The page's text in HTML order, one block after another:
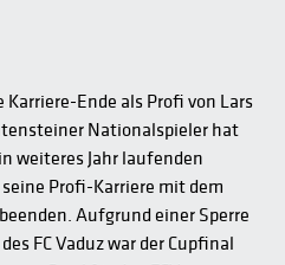
Ende als Profi von Lars
Nationalspieler hat
weiteres Jahr laufenden
Profi-Karriere mit dem
Aufgrund einer Sperre
FC Vaduz war der Cupfinal